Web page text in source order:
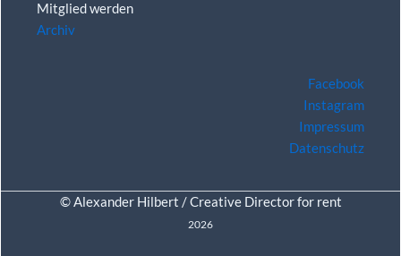
Mitglied werden
Archiv
Facebook
Instagram
Impressum
Datenschutz
© Alexander Hilbert /Creative Director for rent
2026